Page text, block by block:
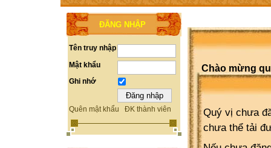
ĐĂNG NHẬP
Tên truy nhập
Mật khẩu
Ghi nhớ
Quên mật khẩu ĐK thành viên
Chào mừng
Quý vị chưa
chưa thể tải